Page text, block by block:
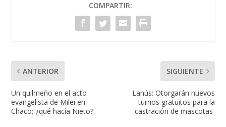
COMPARTIR:
ANTERIOR
Un quilmeño en el acto
evangelista de Milei en
Chaco; ¿qué hacía Nieto?
SIGUIENTE
Lanús: Otorgarán nuevos
turnos gratuitos para la
castración de mascotas